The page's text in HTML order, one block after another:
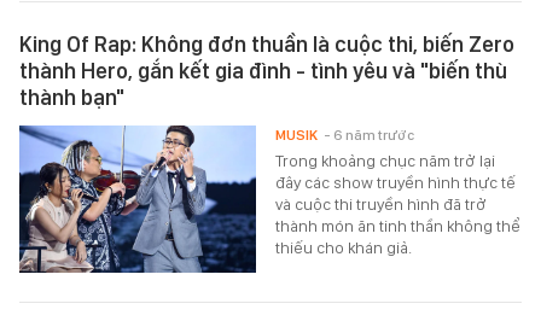
King Of Rap: Không đơn thuần là cuộc thi, biến Zero
thành Hero, gắn kết gia đình - tình yêu và "biến thù
thành bạn"
Trong khoảng chục năm trở lại
đây các show truyền hình thực tế
và cuộc thi truyền hình đã trở
thành món ăn tinh thần không thể
thiếu cho khán giả.
MUSIK - 6 năm trước